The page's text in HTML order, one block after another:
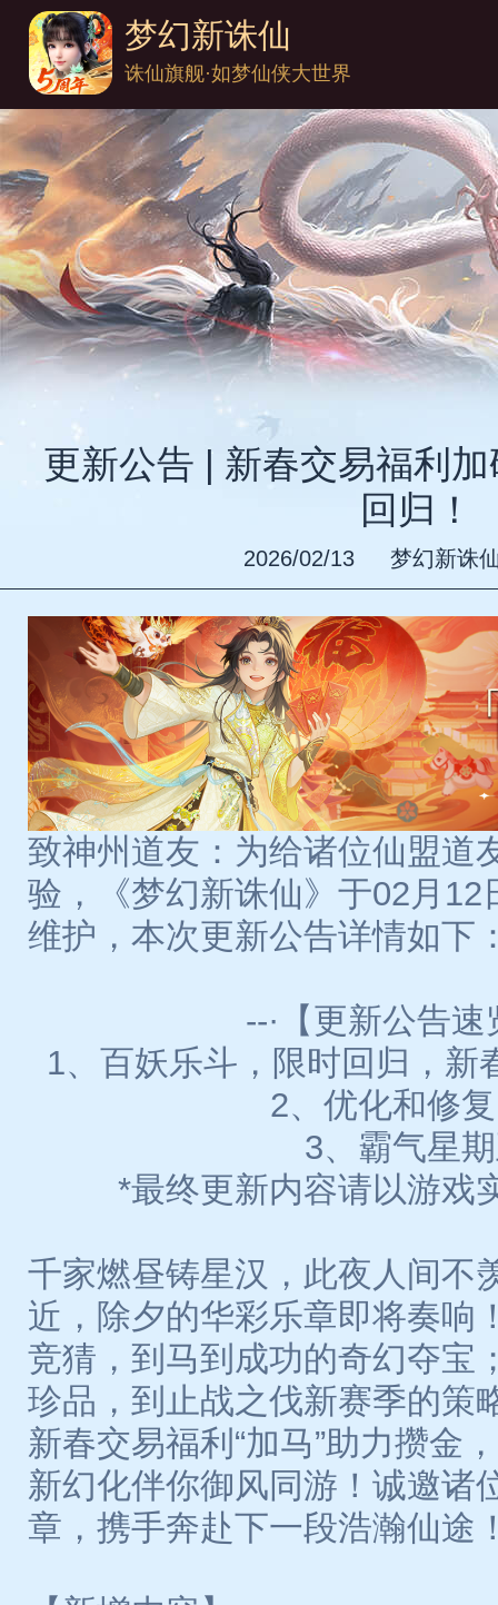
更新公告 | 新春交易福利
回归！
2026/02/13 梦幻新诛
致神州道友：为给诸位仙盟道
验，《梦幻新诛仙》于02月12
维护，本次更新公告详情如下
--·【更新公告速
1、百妖乐斗，限时回归，新
2、优化和修
3、霸气星
*最终更新内容请以游戏
千家燃昼铸星汉，此夜人间不
近，除夕的华彩乐章即将奏响
竞猜，到马到成功的奇幻夺宝
珍品，到止战之伐新赛季的策
新春交易福利“加马”助力攒金
新幻化伴你御风同游！诚邀诸
章，携手奔赴下一段浩瀚仙途
梦幻新诛仙
诛仙旗舰·如梦仙侠大世界